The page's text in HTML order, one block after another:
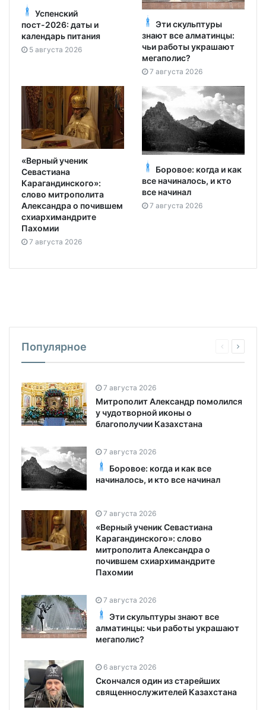
Успенский
пост-2026: даты и
календарь питания
5 августа 2026
Эти скульптуры
знают все алматинцы:
чьи работы украшают
мегаполис?
7 августа 2026
«Верный ученик
Севастиана
Карагандинского»:
слово митрополита
Александра о почившем
схиархимандрите
Пахомии
7 августа 2026
Боровое: когда и как
все начиналось, и кто
все начинал
7 августа 2026
Популярное
7 августа 2026
Митрополит Александр помолился
у чудотворной иконы о
благополучии Казахстана
7 августа 2026
Боровое: когда и как все
начиналось, и кто все начинал
7 августа 2026
«Верный ученик Севастиана
Карагандинского»: слово
митрополита Александра о
почившем схиархимандрите
Пахомии
7 августа 2026
Эти скульптуры знают все
алматинцы: чьи работы украшают
мегаполис?
6 августа 2026
Скончался один из старейших
священнослужителей Казахстана